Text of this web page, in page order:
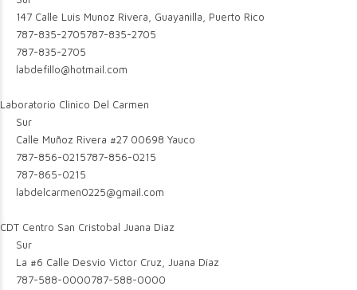
147 Calle Luis Munoz Rivera, Guayanilla, Puerto Rico
787-835-2705787-835-2705
787-835-2705
labdefillo@hotmail.com
Laboratorio Clinico Del Carmen
Sur
Calle Muñoz Rivera #27 00698 Yauco
787-856-0215787-856-0215
787-865-0215
labdelcarmen0225@gmail.com
CDT Centro San Cristobal Juana Diaz
Sur
La #6 Calle Desvio Victor Cruz, Juana Díaz
787-588-0000787-588-0000